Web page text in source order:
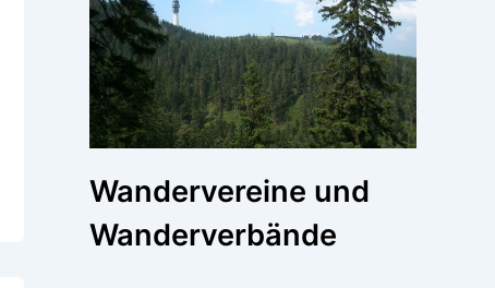
Wandervereine und
Wanderverbände